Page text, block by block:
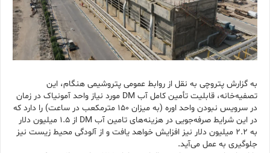
به گزارش پتروچی به نقل از روابط عمومی پتروشیمی هنگام، این
تصفیه‌خانه، قابلیت تأمین کامل آب DM مورد نیاز واحد آمونیاک در زمان
در سرویس نبودن واحد اوره (به میزان ۱۵۰ مترمکعب در ساعت) را دارد که
در این شرایط صرفه‌جویی در هزینه‌های تامین آب DM از ۱.۵ میلیون دلار
به ۲.۲ میلیون دلار نیز افزایش خواهد یافت و از آلودگی محیط زیست نیز
جلوگیری به عمل می‌آید.